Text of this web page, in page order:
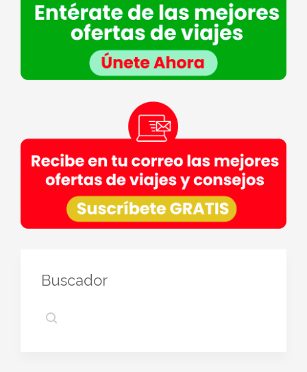
Información adicional: En laPolítica de Privacidadde VIAJESCEA
encontrarás información adicional sobre la recopilación y el uso de su
información personal por parte de VIAJESCEA, incluida información sobre
acceso, conservación, rectificación, eliminación, seguridad y otros temas.
Buscador